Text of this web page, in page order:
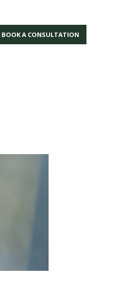
BOOK A CONSULTATION